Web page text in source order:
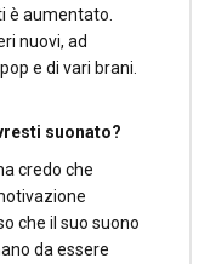
è aumentato.
nuovi, ad
e di vari brani.
suonato?
credo che
che il suo suono
da essere